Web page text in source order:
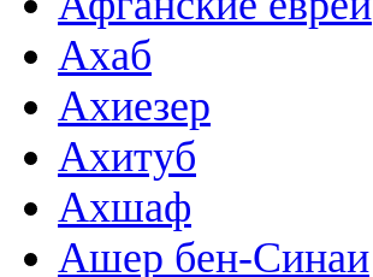
Ахаб
Ахиезер
Ахитуб
Ахшаф
Ашер бен-Синаи